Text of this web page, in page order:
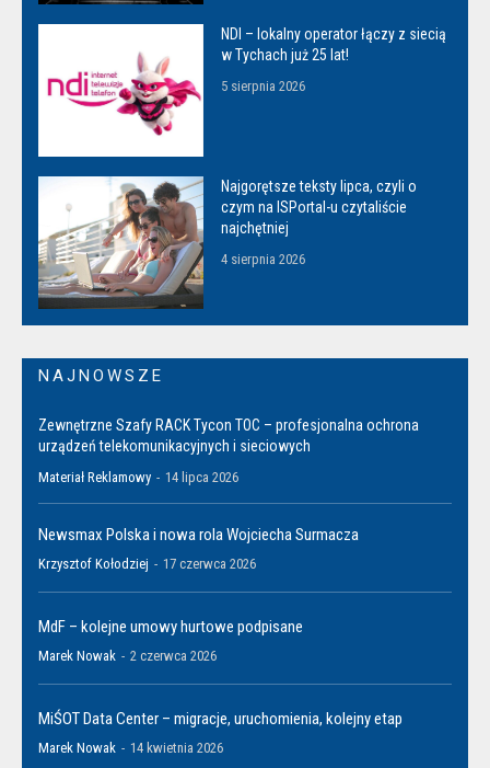
NDI – lokalny operator łączy z siecią
w Tychach już 25 lat!
5 sierpnia 2026
Najgorętsze teksty lipca, czyli o
czym na ISPortal-u czytaliście
najchętniej
4 sierpnia 2026
NAJNOWSZE
Zewnętrzne Szafy RACK Tycon TOC – profesjonalna ochrona
urządzeń telekomunikacyjnych i sieciowych
Materiał Reklamowy - 14 lipca 2026
Newsmax Polska i nowa rola Wojciecha Surmacza
Krzysztof Kołodziej - 17 czerwca 2026
MdF – kolejne umowy hurtowe podpisane
Marek Nowak - 2 czerwca 2026
MiŚOT Data Center – migracje, uruchomienia, kolejny etap
Marek Nowak - 14 kwietnia 2026